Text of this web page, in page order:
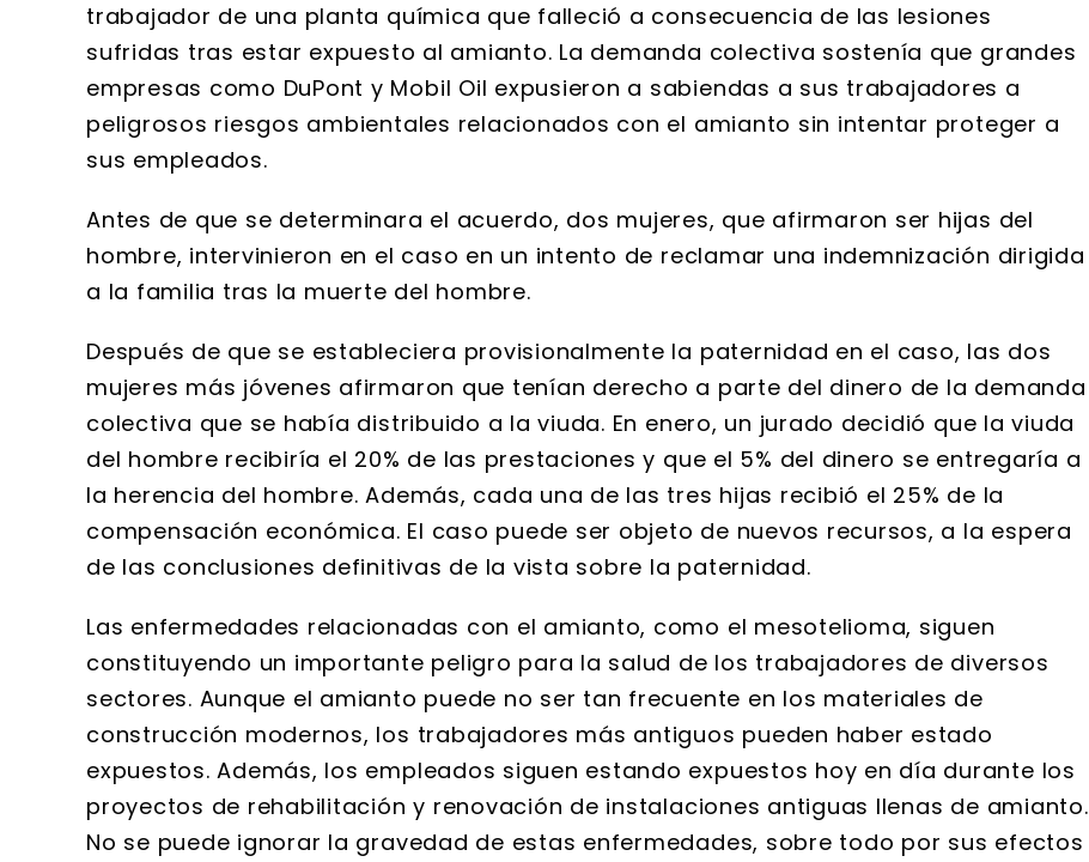
trabajador de una planta química que falleció a consecuencia de las lesiones
sufridas tras estar expuesto al amianto. La demanda colectiva sostenía que grandes
empresas como DuPont y Mobil Oil expusieron a sabiendas a sus trabajadores a
peligrosos riesgos ambientales relacionados con el amianto sin intentar proteger a
sus empleados.
Antes de que se determinara el acuerdo, dos mujeres, que afirmaron ser hijas del
hombre, intervinieron en el caso en un intento de reclamar una indemnización dirigida
a la familia tras la muerte del hombre.
Después de que se estableciera provisionalmente la paternidad en el caso, las dos
mujeres más jóvenes afirmaron que tenían derecho a parte del dinero de la demanda
colectiva que se había distribuido a la viuda. En enero, un jurado decidió que la viuda
del hombre recibiría el 20% de las prestaciones y que el 5% del dinero se entregaría a
la herencia del hombre. Además, cada una de las tres hijas recibió el 25% de la
compensación económica. El caso puede ser objeto de nuevos recursos, a la espera
de las conclusiones definitivas de la vista sobre la paternidad.
Las enfermedades relacionadas con el amianto, como el mesotelioma, siguen
constituyendo un importante peligro para la salud de los trabajadores de diversos
sectores. Aunque el amianto puede no ser tan frecuente en los materiales de
construcción modernos, los trabajadores más antiguos pueden haber estado
expuestos. Además, los empleados siguen estando expuestos hoy en día durante los
proyectos de rehabilitación y renovación de instalaciones antiguas llenas de amianto.
No se puede ignorar la gravedad de estas enfermedades, sobre todo por sus efectos